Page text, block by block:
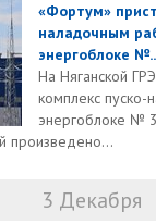
«Фортум»
наладочным
энергоблоке
На Няганской
комплекс пуско-
энергоблоке №
произведено...
3 Декабря